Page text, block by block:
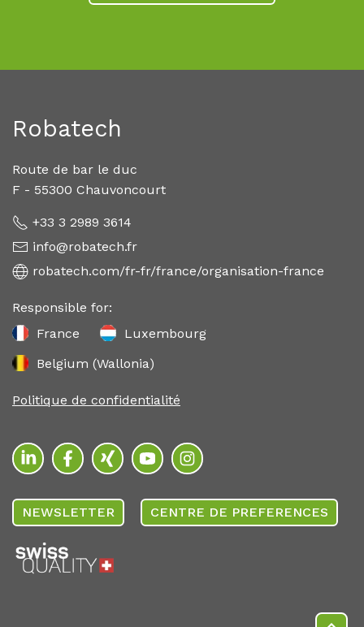
Robatech
Route de bar le duc
F - 55300 Chauvoncourt
+33 3 2989 3614
info@robatech.fr
robatech.com/fr-fr/france/organisation-france
Responsible for:
France
Luxembourg
Belgium (Wallonia)
Politique de confidentialité
NEWSLETTER CENTRE DE PREFERENCES